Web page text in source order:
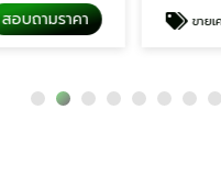
สอบถามราคา ขายเ